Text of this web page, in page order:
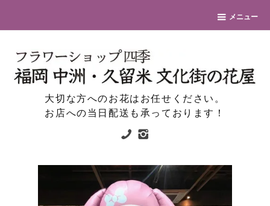
メニュー
大切な方へのお花はお任せください。
お店への当日配送も承っております！